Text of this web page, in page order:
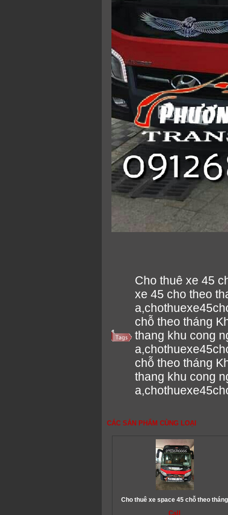
Cho thuê xe 45
xe 45 cho theo
chỗ theo tháng
thang khu cong
chỗ theo tháng
thang khu cong
CÁC SẢN PHẨM CÙNG LOẠI
Cho thuê xe space 45 chỗ theo tháng
Call